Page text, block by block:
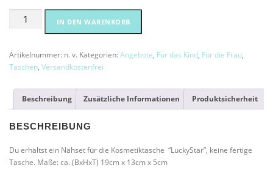
€
.
Nähset
"LuckyStar"
Menge
IN DEN WARENKORB
Artikelnummer: n. v. Kategorien:Angebote, Für das Kind, Für die Frau,
Taschen, Versandkostenfrei
Beschreibung Zusätzliche Informationen Produktsicherheit
BESCHREIBUNG
Du erhältst ein Nähset für die Kosmetiktasche “LuckyStar”, keine fertige
Tasche. Maße: ca. (BxHxT) 19cm x 13cm x 5cm